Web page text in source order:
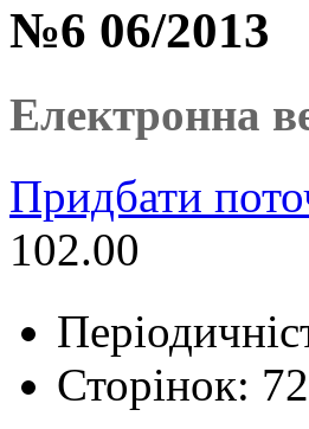
№6 06/2013
Електронна
Придбати
102.00
Сторінок: 72